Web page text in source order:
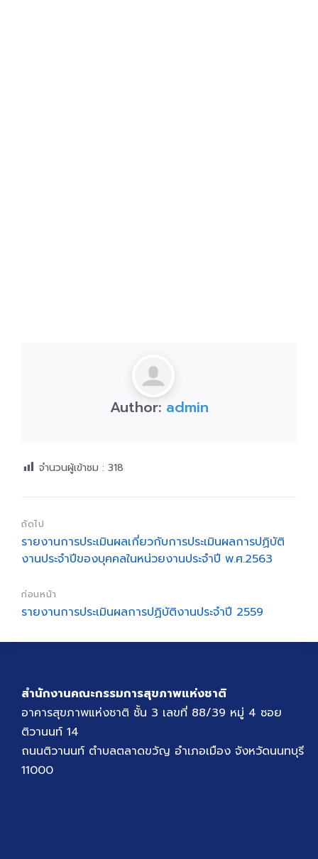
Author: admin
จำนวนผู้เข้าชม : 318
ถัดไป
รายงานการประเมินผลเกี่ยวกับการประเมินผลการปฏิบัติ
งานประจำปีของบุคคลในหน่วยงานประจำปี พ.ศ.2563
ก่อนหน้า
รายงานการประเมินผลการปฏิบัติงานประจำปี 2559
สำนักงานคณะกรรมการสุขภาพแห่งชาติ
อาคารสุขภาพแห่งชาติ ชั้น 3 เลขที่ 88/39 หมู่ 4 ซอย
ติวานนท์ 14
ถนนติวานนท์ ตำบลตลาดขวัญ อำเภอเมือง จังหวัดนนทบุรี
11000